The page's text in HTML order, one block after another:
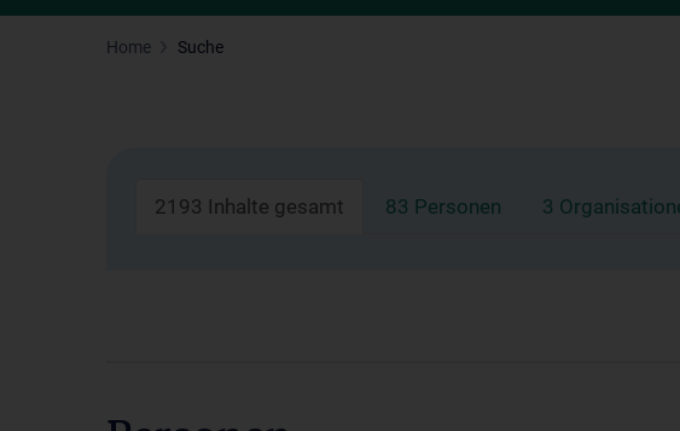
Home Suche
2193 Inhalte gesamt 83 Personen 3